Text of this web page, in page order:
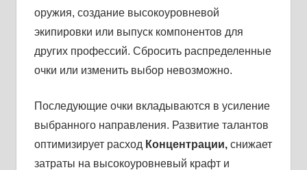
оружия, создание высокоуровневой
экипировки или выпуск компонентов для
других профессий. Сбросить распределенные
очки или изменить выбор невозможно.
Последующие очки вкладываются в усиление
выбранного направления. Развитие талантов
оптимизирует расход Концентрации,снижает
затраты на высокоуровневый крафт и